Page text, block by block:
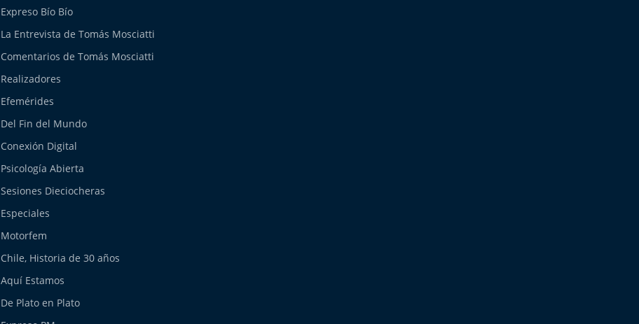
Expreso Bío Bío
La Entrevista de Tomás Mosciatti
Comentarios de Tomás Mosciatti
Realizadores
Efemérides
Del Fin del Mundo
Conexión Digital
Psicología Abierta
Sesiones Dieciocheras
Especiales
Motorfem
Chile, Historia de 30 años
Aquí Estamos
De Plato en Plato